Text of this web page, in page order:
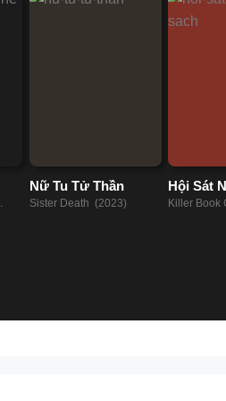
Nữ Tu Tử Thần
Sister Death (2023)
Hội Sát
Sách
Killer Book